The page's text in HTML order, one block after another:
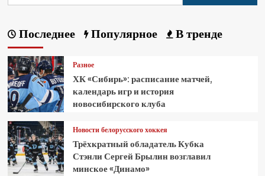
Последнее Популярное В тренде
Разное
ХК «Сибирь»: расписание матчей,
календарь игр и история
новосибирского клуба
Новости белорусского хоккея
Трёхкратный обладатель Кубка
Стэнли Сергей Брылин возглавил
минское «Динамо»